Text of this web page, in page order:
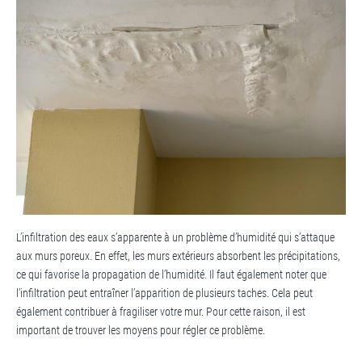
L’infiltration des eaux s’apparente à un problème d’humidité qui s’attaque
aux murs poreux. En effet, les murs extérieurs absorbent les précipitations,
ce qui favorise la propagation de l’humidité. Il faut également noter que
l’infiltration peut entraîner l’apparition de plusieurs taches. Cela peut
également contribuer à fragiliser votre mur. Pour cette raison, il est
important de trouver les moyens pour régler ce problème.